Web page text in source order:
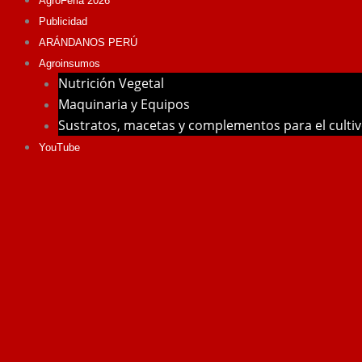
Publicidad
ARÁNDANOS PERÚ
Agroinsumos
Nutrición Vegetal
Maquinaria y Equipos
Sustratos, macetas y complementos para el
YouTube